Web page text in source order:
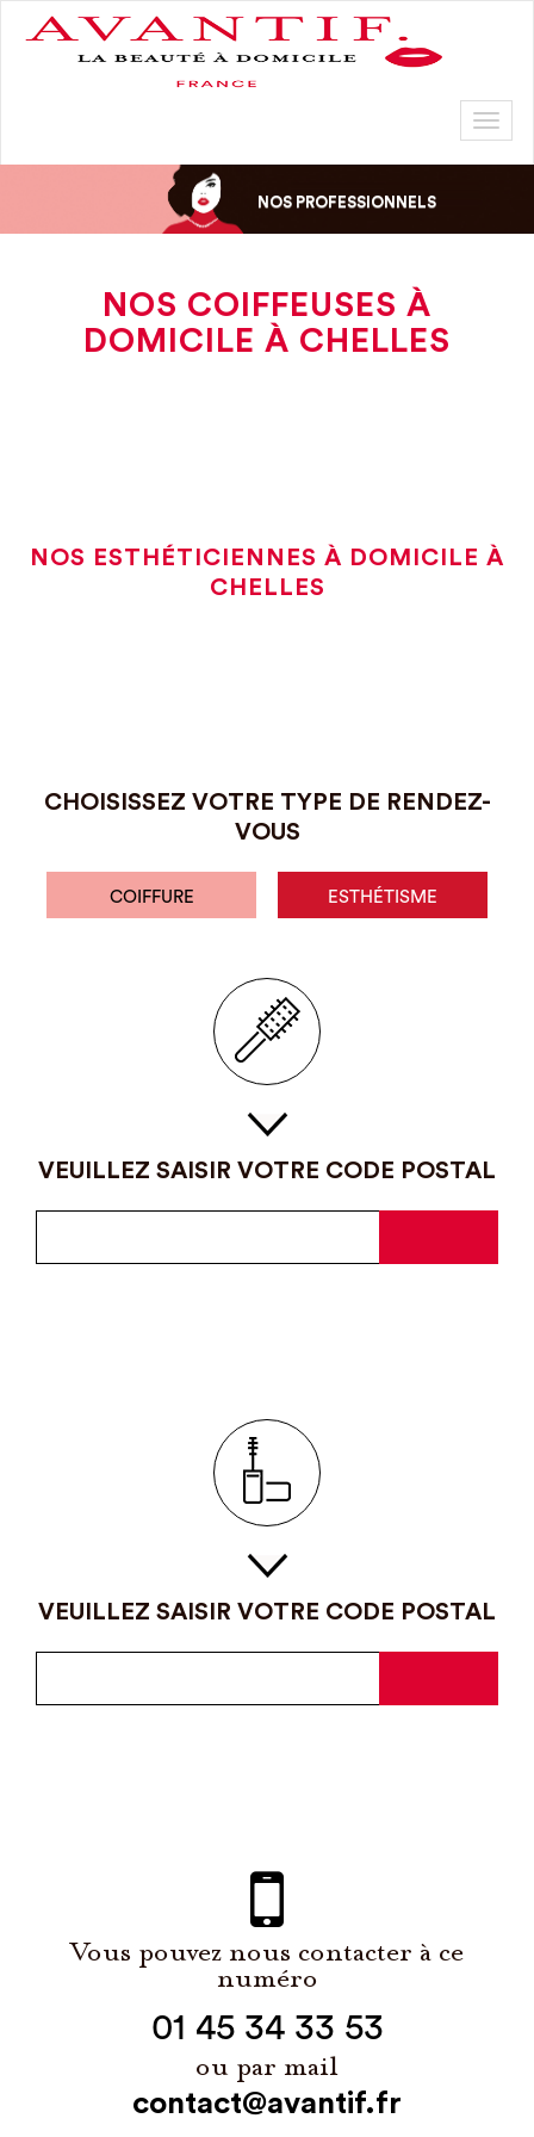
NOS PROFESSIONNELS
NOS COIFFEUSES À
DOMICILE À CHELLES
NOS ESTHÉTICIENNES À DOMICILE À
CHELLES
CHOISISSEZ VOTRE TYPE DE RENDEZ-
VOUS
COIFFURE ESTHÉTISME
VEUILLEZ SAISIR VOTRE CODE POSTAL
VEUILLEZ SAISIR VOTRE CODE POSTAL
Vous pouvez nous contacter à ce
numéro
01 45 34 33 53
ou par mail
contact@avantif.fr